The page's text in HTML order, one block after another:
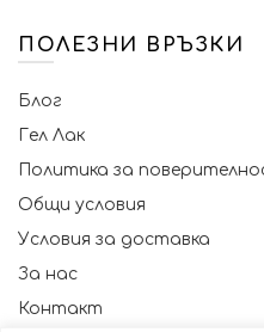
ПОЛЕЗНИ ВРЪЗКИ
Блог
Гел Лак
Политика за
Общи условия
Условия за доставка
За нас
Контакт